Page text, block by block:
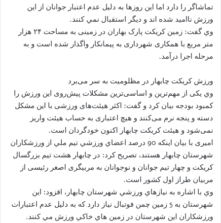
تماشاگر را دارد اما اين روزها به دليل عدم اعتبار جوانان از اين
ورزش نااميد شده اند و ديگر استقبال نمي كنند.
وي گفت: زمین کریکت پارک بهاران در زمینی به مساحت ۲۴ هزار
متر مربع با همکاری شهرداری به پیمانکار واگذار شده است و به
مرحله اجرا درآمد.
ورزش كريكت چابهار در مظلومیت به سر می‌برد
وي یکی از مهم‌ترین و اساسی‌ترین مشکلات پیش‌روی این ورزش را
کمبود بودجه بیان کرد و گفت: اکثر هیئت‌های ورزشی با این مشکل
دسته و پنجه نرم می‌کنند و هیچ اعتباری به حساب هیئت واریز
نمی‌شود و هیئت كريكت چابهار اکنون خودگردان است.
امیری با بيان اينكه 90 درصد اعضاي ورزشي تيم ملي از ورزشكاران
شهرستان چابهار هستند، تصريح كرد: در چابهار هشت تیم بزرگسال
کریکت و چهار تیم جوانان و نوجوانان به مربیگری اصغر رئیسی از
مربیان طراز اول کشور است.
وي با اشاره به نيازهاي ورزشي شهرستان چابهار، افزود: اين
شهرستان به 5 زمين چمن فوتبال نياز دارد كه به دليل عدم اعتبارات
ورزشكاران اين شهرستان در زمين هاي خاكي ورزش مي كنند.